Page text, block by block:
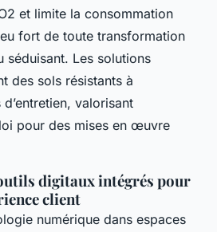
et limite la consommation
fort de toute transformation
séduisant. Les solutions
des sols résistants à
valorisant
pour des mises en œuvre
digitaux intégrés pour
client
numérique dans espaces